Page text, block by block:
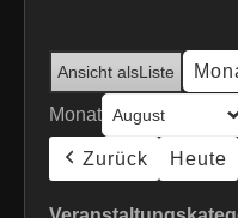
Ansicht alsListe
Monat
Zurück Heute